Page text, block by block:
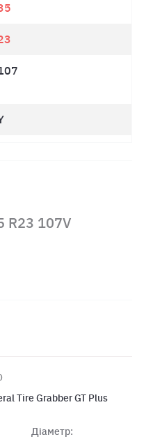
R23 107V
Tire Grabber GT Plus
Діаметр: